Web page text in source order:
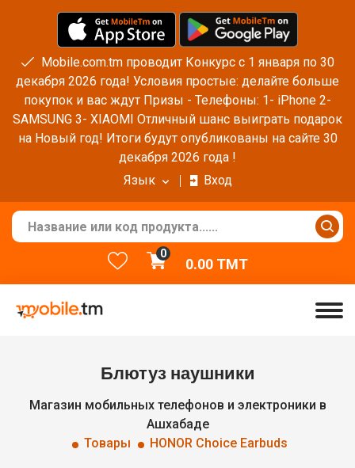
Mobile.com.tm проводит Конкурс с 1 января по 30
декабря 2026 года! Условия простые: делайте больше
покупок и вас ждут Призы - Телефоны: 1- iPhone 2-
SAMSUNG 3- XIAOMI Отличный шанс выиграть подарок
на Новый год! Итоги будут опубликованы на сайте 30
декабря 2026 года !
Язык
Вход
0
0.00TMT
Блютуз наушники
Магазин мобильных телефонов и электроники в
Ашхабаде
Товары
HONOR Choice Earbuds